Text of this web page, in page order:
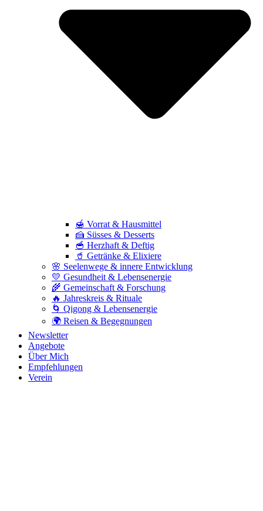
🍯 Vorrat & Hausmittel
🍰 Süsses & Desserts
🥣 Herzhaft & Deftig
🥤 Getränke & Elixiere
🌸 Seelenwege & innere Entwicklung
💛 Gesundheit & Lebensenergie
🌾 Gemeinschaft & Forschung
🔥 Jahreskreis & Rituale
🌀 Qigong & Lebensenergie
🌍 Reisen & Begegnungen
Newsletter
Angebote
Über Mich
Empfehlungen
Verein